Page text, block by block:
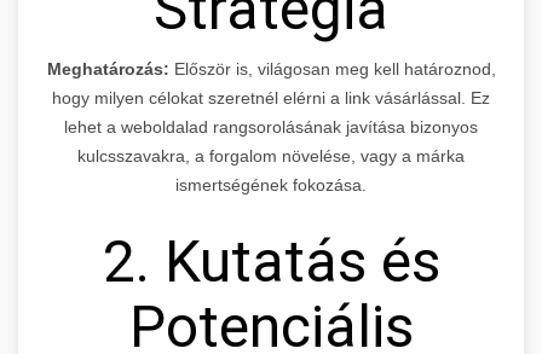
Meghatározás: Először is, világosan meg kell határoznod,
hogy milyen célokat szeretnél elérni a link vásárlással. Ez
lehet a weboldalad rangsorolásának javítása bizonyos
kulcsszavakra, a forgalom növelése, vagy a márka
ismertségének fokozása.
2. Kutatás és
Potenciális